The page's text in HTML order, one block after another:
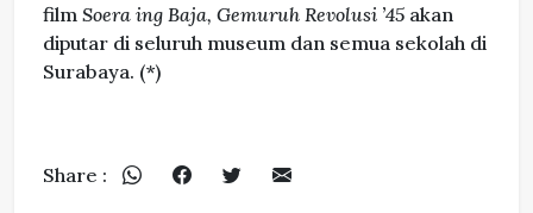
film Soera ing Baja, Gemuruh Revolusi ’45 akan
diputar di seluruh museum dan semua sekolah di
Surabaya. (*)
Share :